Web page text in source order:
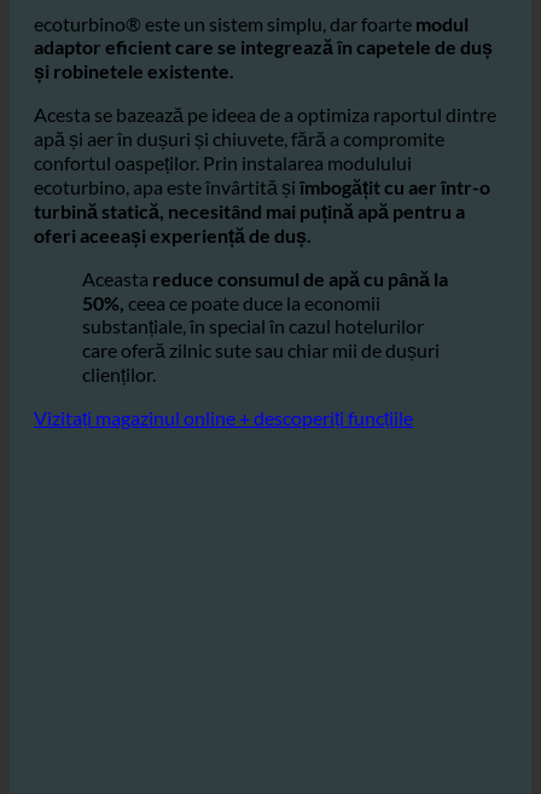
dușurile hotelurilor?
ecoturbino® este un sistem simplu, dar foarte
și robinetele existente.
Acesta se bazează pe ideea de a optimiza raportul dintre
apă și aer în dușuri și chiuvete, fără a compromite
confortul oaspeților. Prin instalarea modulului
ecoturbino, apa este învârtită șiîmbogățit cu aer într-o
oferi aceeași experiență de duș.
Aceastareduce consumul de apă cu până la
50%,ceea ce poate duce la economii
substanțiale, în special în cazul hotelurilor
clienților.